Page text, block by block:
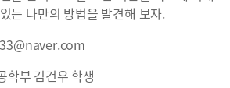
는 나만의 방법을 발견해 보자.
학부 김건우 학생